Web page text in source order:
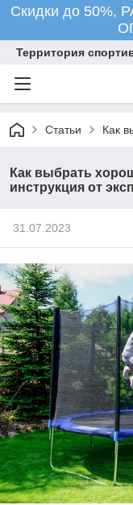
Скидки до 50%,
Территория
Статьи Как
Как выбрать
инструкция от
31.07.2023